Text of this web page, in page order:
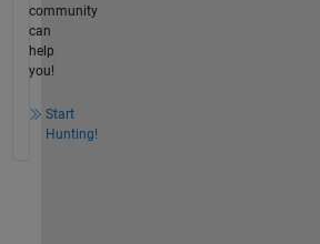
community
can
help
you!
Start
Hunting!